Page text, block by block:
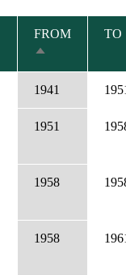
FROM
SORT
DESCENDING
TO
1941
1951
1958
1958